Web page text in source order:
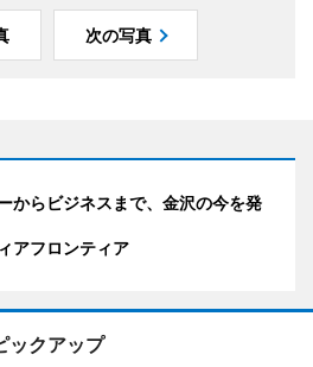
次の写真
からビジネスまで、金沢の今を発
アフロンティア
ックアップ